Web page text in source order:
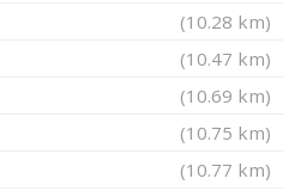
(10.28 km)
(10.47 km)
(10.69 km)
(10.75 km)
(10.77 km)